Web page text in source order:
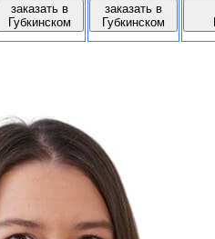
заказать в
Губкинском
заказать в
Губкинском